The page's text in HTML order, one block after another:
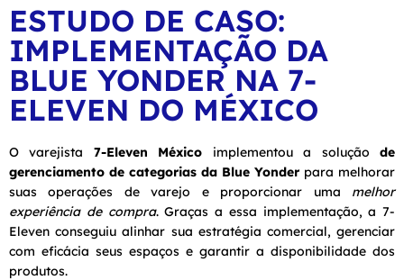
ESTUDO DE CASO:
IMPLEMENTAÇÃO DA
BLUE YONDER NA 7-
ELEVEN DO MÉXICO
O varejista 7-Eleven México implementou a soluçãode
gerenciamento de categorias da Blue Yonder para melhorar
suas operações de varejo e proporcionar uma melhor
experiência de compra. Graças a essa implementação, a 7-
Eleven conseguiu alinhar sua estratégia comercial, gerenciar
com eficácia seus espaços e garantir a disponibilidade dos
produtos.